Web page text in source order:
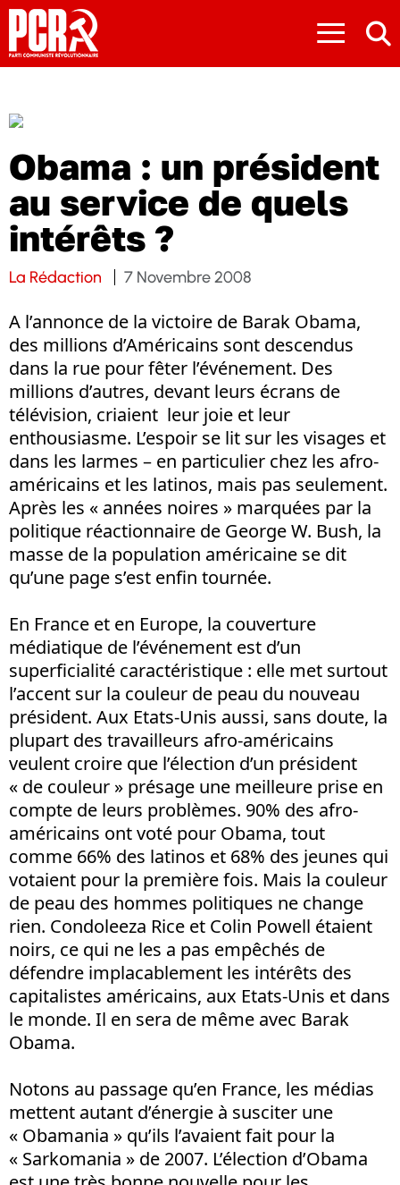
≡
Obama : un président
au service de quels
intérêts ?
La Rédaction 7 Novembre 2008
A l’annonce de la victoire de Barak Obama,
des millions d’Américains sont descendus
dans la rue pour fêter l’événement. Des
millions d’autres, devant leurs écrans de
télévision, criaient leur joie et leur
enthousiasme. L’espoir se lit sur les visages et
dans les larmes – en particulier chez les afro-
américains et les latinos, mais pas seulement.
Après les « années noires » marquées par la
politique réactionnaire de George W. Bush, la
masse de la population américaine se dit
qu’une page s’est enfin tournée.
En France et en Europe, la couverture
médiatique de l’événement est d’un
superficialité caractéristique : elle met surtout
l’accent sur la couleur de peau du nouveau
président. Aux Etats-Unis aussi, sans doute, la
plupart des travailleurs afro-américains
veulent croire que l’élection d’un président
« de couleur » présage une meilleure prise en
compte de leurs problèmes. 90% des afro-
américains ont voté pour Obama, tout
comme 66% des latinos et 68% des jeunes qui
votaient pour la première fois. Mais la couleur
de peau des hommes politiques ne change
rien. Condoleeza Rice et Colin Powell étaient
noirs, ce qui ne les a pas empêchés de
défendre implacablement les intérêts des
capitalistes américains, aux Etats-Unis et dans
le monde. Il en sera de même avec Barak
Obama.
Notons au passage qu’en France, les médias
mettent autant d’énergie à susciter une
« Obamania » qu’ils l’avaient fait pour la
« Sarkomania » de 2007. L’élection d’Obama